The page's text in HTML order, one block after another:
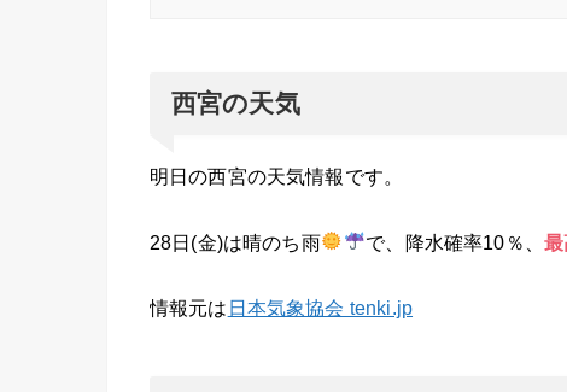
西宮の天気
明日の西宮の天気情報です。
28日(金)は晴のち雨 で、降水確率10％、
情報元は 日本気象協会 tenki.jp